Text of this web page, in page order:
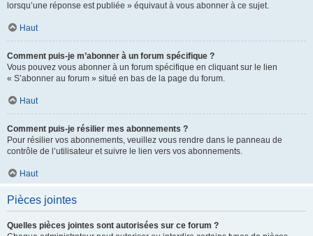
lorsqu’une réponse est publiée » équivaut à vous abonner à ce sujet.
Haut
Comment puis-je m’abonner à un forum spécifique ?
Vous pouvez vous abonner à un forum spécifique en cliquant sur le lien
« S’abonner au forum » situé en bas de la page du forum.
Haut
Comment puis-je résilier mes abonnements ?
Pour résilier vos abonnements, veuillez vous rendre dans le panneau de
contrôle de l’utilisateur et suivre le lien vers vos abonnements.
Haut
Pièces jointes
Quelles pièces jointes sont autorisées sur ce forum ?